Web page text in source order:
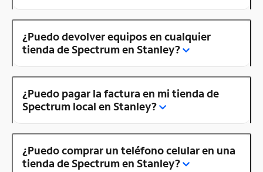
¿Puedo devolver equipos en cualquier
tienda de Spectrum en Stanley?
¿Puedo pagar la factura en mi tienda de
Spectrum local en Stanley?
¿Puedo comprar un teléfono celular en una
tienda de Spectrum en Stanley?